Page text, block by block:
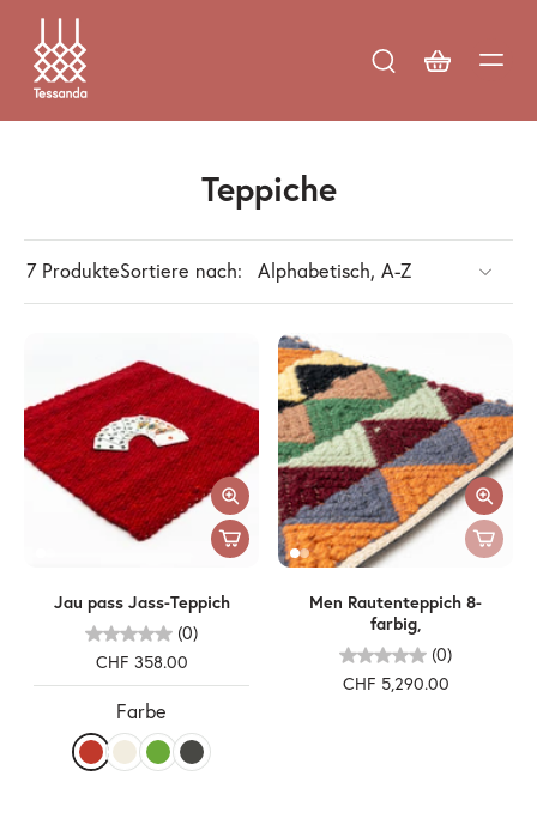
Teppiche
7 ProdukteSortiere nach:
Jau pass Jass-Teppich
(0)
CHF 358.00
Farbe
Men Rautenteppich 8-
farbig,
(0)
CHF 5,290.00